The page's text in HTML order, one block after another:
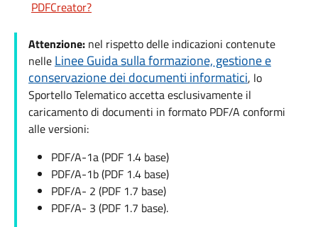
PDFCreator?
Attenzione: nel rispetto delle indicazioni contenute
nelle Linee Guida sulla formazione, gestione e
conservazione dei documenti informatici, lo
Sportello Telematico accetta esclusivamente il
caricamento di documenti in formato PDF/A conformi
alle versioni:
PDF/A-1a (PDF 1.4 base)
PDF/A-1b (PDF 1.4 base)
PDF/A- 2 (PDF 1.7 base)
PDF/A- 3 (PDF 1.7 base).